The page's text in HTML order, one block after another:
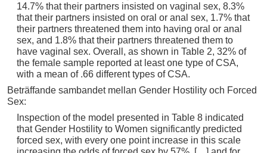
14.7% that their partners insisted on vaginal sex, 8.3%
that their partners insisted on oral or anal sex, 1.7% that
their partners threatened them into having oral or anal
sex, and 1.8% that their partners threatened them to
have vaginal sex. Overall, as shown in Table 2, 32% of
the female sample reported at least one type of CSA,
with a mean of .66 different types of CSA.
Beträffande sambandet mellan Gender Hostility och Forced
Sex:
Inspection of the model presented in Table 8 indicated
that Gender Hostility to Women significantly predicted
forced sex, with every one point increase in this scale